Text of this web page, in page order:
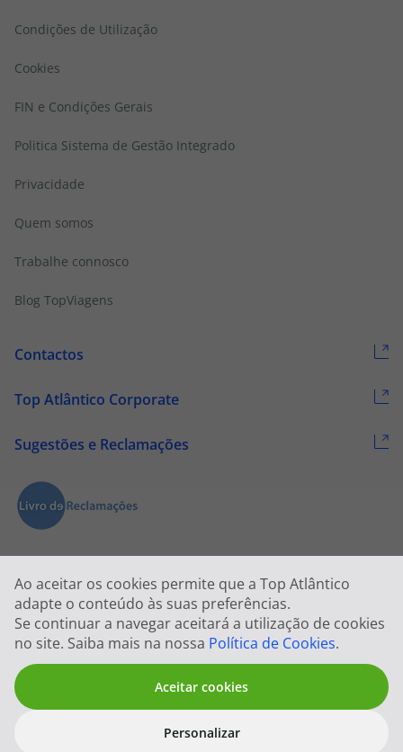
Ao aceitar os cookies permite que a Top Atlântico
adapte o conteúdo às suas preferências.
Se continuar a navegar aceitará a utilização de cookies
no site. Saiba mais na nossa Política de Cookies.
Aceitar cookies
Personalizar
Condições de Utilização
Cookies
FIN e Condições Gerais
Politica Sistema de Gestão Integrado
Privacidade
Quem somos
Trabalhe connosco
Blog TopViagens
Contactos
Top Atlântico Corporate
Sugestões e Reclamações
2026 © Todos os direitos reservados:Top Atlântico, Viagens e Turismo